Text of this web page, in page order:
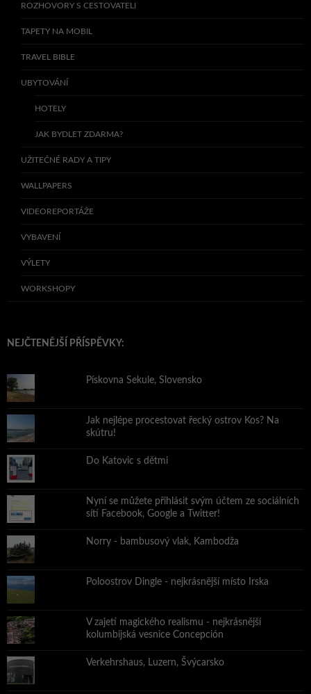
ROZHOVORY S CESTOVATELI
TAPETY NA MOBIL
TRAVEL BIBLE
UBYTOVÁNÍ
HOTELY
JAK BYDLET ZDARMA?
UŽITEČNÉ RADY A TIPY
WALLPAPERS
VIDEOREPORTÁŽE
VYBAVENÍ
VÝLETY
WORKSHOPY
NEJČTENĚJŠÍ PŘÍSPĚVKY:
Pískovna Sekule, Slovensko
Jak nejlépe procestovat řecký ostrov Kos? Na
skútru!
Do Katovic s dětmi
Nyní se můžete přihlásit svým účtem ze sociálních
sítí Facebook, Google a Twitter!
Norry - bambusový vlak, Kambodža
Poloostrov Dingle - nejkrásnější místo Irska
V zajetí magického realismu - nejkrásnější
kolumbijská vesnice Concepción
Verkehrshaus, Luzern, Švýcarsko